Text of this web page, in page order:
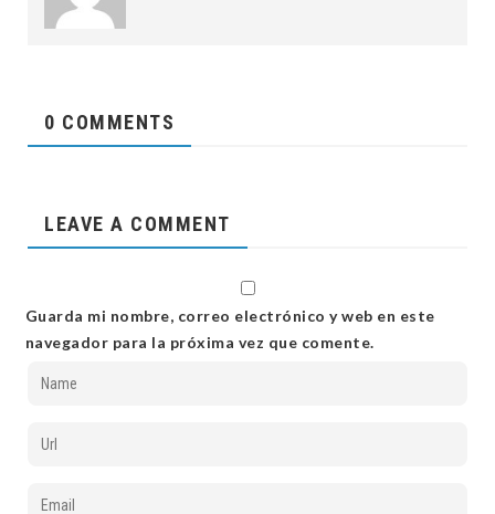
0 COMMENTS
LEAVE A COMMENT
Guarda mi nombre, correo electrónico y web en este
navegador para la próxima vez que comente.